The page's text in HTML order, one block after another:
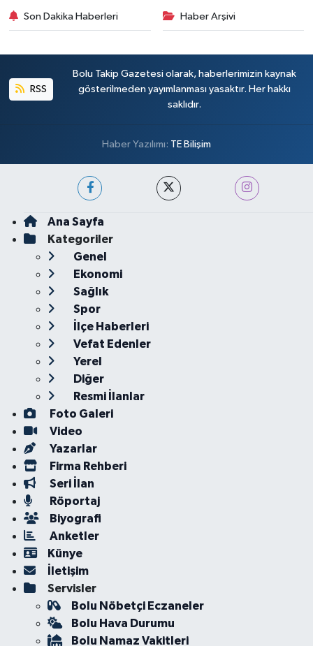
Son Dakika Haberleri Haber Arşivi
RSS
Bolu Takip Gazetesi olarak, haberlerimizin kaynak
gösterilmeden yayımlanması yasaktır. Her hakkı
saklıdır.
Haber Yazılımı: TE Bilişim
Ana Sayfa
Kategoriler
Genel
Ekonomi
Sağlık
Spor
İlçe Haberleri
Vefat Edenler
Yerel
Diğer
Resmi İlanlar
Foto Galeri
Video
Yazarlar
Firma Rehberi
Seri İlan
Röportaj
Biyografi
Anketler
Künye
İletişim
Servisler
Bolu Nöbetçi Eczaneler
Bolu Hava Durumu
Bolu Namaz Vakitleri